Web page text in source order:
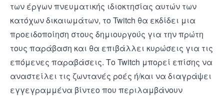
των έργων πνευματικής ιδιοκτησίας αυτών των
κατόχων δικαιωμάτων, το Twitch θα εκδίδει μια
προειδοποίηση στους δημιουργούς για την πρώτη
τους παράβαση και θα επιβάλλει κυρώσεις για τις
επόμενες παραβάσεις. Το Twitch μπορεί επίσης να
αναστείλει τις ζωντανές ροές ή/και να διαγράψει
εγγεγραμμένα βίντεο που περιλαμβάνουν